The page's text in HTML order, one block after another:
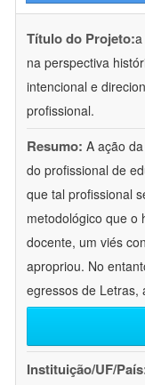
Título do Projeto:
na perspectiva
intencional e
profissional.
Resumo: A ação
do profissional de
que tal profissional
metodológico que o
docente, um viés
apropriou. No
egressos de Letras,
Instituição/UF/